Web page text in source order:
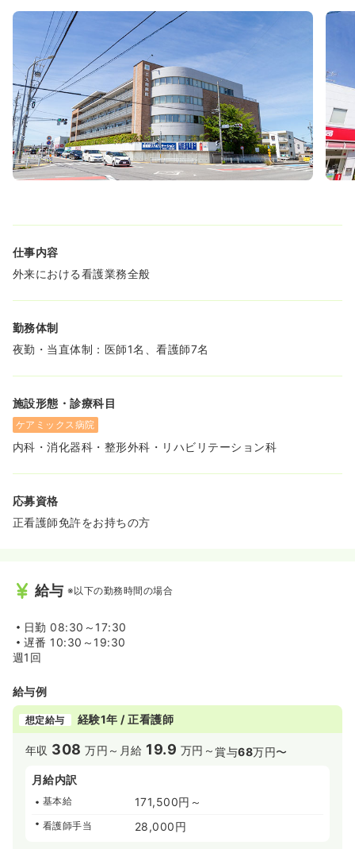
仕事内容
外来における看護業務全般
勤務体制
夜勤・当直体制：医師1名、看護師7名
施設形態・診療科目
ケアミックス病院
内科・消化器科・整形外科・リハビリテーション科
応募資格
正看護師免許をお持ちの方
給与 ※以下の勤務時間の場合
日勤 08:30～17:30
遅番 10:30～19:30
週1回
給与例
想定給与 経験1年 / 正看護師
年収 308 万円～ 月給 19.9 万円～賞与68万円〜
月給内訳
基本給 171,500円～
看護師手当 28,000円